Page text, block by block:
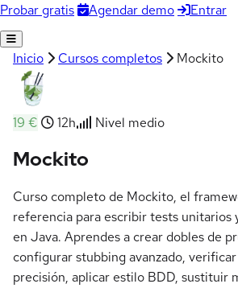
Probar gratis
Agendar demo Entrar
Inicio Cursos completos Mockito
19 € 12h Nivel medio
Mockito
Curso completo de Mockito, el
referencia para escribir tests unitarios
en Java. Aprendes a crear dobles de
configurar stubbing avanzado,
precisión, aplicar estilo BDD, sustituir